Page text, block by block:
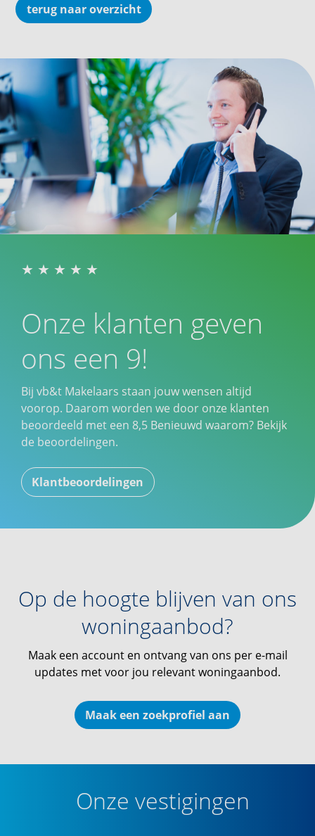
terug naar overzicht
Onze klanten geven
ons een 9!
Bij vb&t Makelaars staan jouw wensen altijd
voorop. Daarom worden we door onze klanten
beoordeeld met een 8,5 Benieuwd waarom? Bekijk
de beoordelingen.
Klantbeoordelingen
Op de hoogte blijven van ons
woningaanbod?
Maak een account en ontvang van ons per e-mail
updates met voor jou relevant woningaanbod.
Maak een zoekprofiel aan
Onze vestigingen